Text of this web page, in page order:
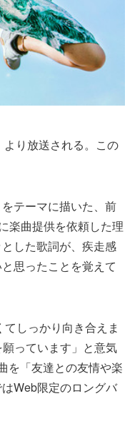
り放送される。この
テーマに描いた、前
楽曲提供を依頼した理
した歌詞が、疾走感
思ったことを覚えて
しっかり向き合えま
っています」と意気
を「友達との友情や楽
Web限定のロングバ